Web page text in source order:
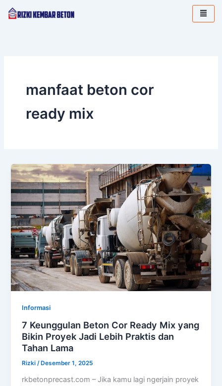
Lewati
manfaat beton cor
ready mix
Informasi
7 Keunggulan Beton Cor Ready Mix yang
Bikin Proyek Jadi Lebih Praktis dan
Tahan Lama
Rizki/ Desember 1, 2025
rkbetonprecast.com – Jika kamu lagi ngerjain proyek